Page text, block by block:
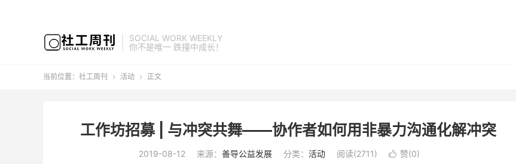
SOCIAL WORK WEEKLY
你不是唯一 跌撞中成长！
当前位置： 社工周刊  活动  正文
工作坊招募 | 与冲突共舞­——协作者如何用非暴力沟通化解冲突
2019-08-12 来源： 善导公益发展 分类： 活动 阅读(2711)  赞(0)